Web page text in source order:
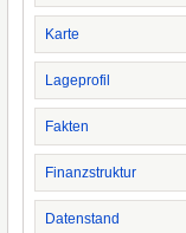
Karte
Lageprofil
Fakten
Finanzstruktur
Datenstand